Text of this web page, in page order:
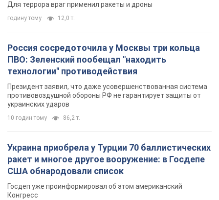
Для террора враг применил ракеты и дроны
годину тому 12,0 т.
Россия сосредоточила у Москвы три кольца
ПВО: Зеленский пообещал "находить
технологии" противодействия
Президент заявил, что даже усовершенствованная система
противовоздушной обороны РФ не гарантирует защиты от
украинских ударов
10 годин тому 86,2 т.
Украина приобрела у Турции 70 баллистических
ракет и многое другое вооружение: в Госдепе
США обнародовали список
Госдеп уже проинформировал об этом американский
Конгресс